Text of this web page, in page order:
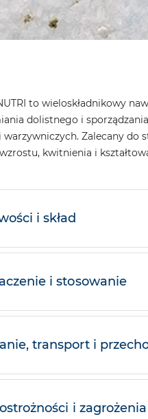
to wieloskładnikowy
dolistnego i
Zalecany do
kwitnienia i
i skład
i stosowanie
transport i
i zagrożenia